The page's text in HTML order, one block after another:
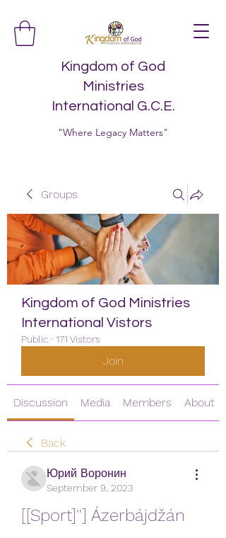
Kingdom of God
Ministries
International G.C.E.
"Where Legacy Matters"
Groups
Kingdom of God Ministries
International Vistors
Public · 171 Vistors
Join
Discussion Media Members About
Back
Юрий Воронин
September 9, 2023
[[Sport]''] Ázerbájdžán